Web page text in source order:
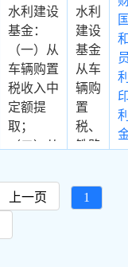
元；宜林
地，每平
方米6
元。
（三）对
城市规划
区的林
地，按照
征收： 1.
郁闭度
的乔木林
会平均工
资2倍
（含）
的，按用
人单位在
职职工平
均工资计
征；超过
平均工资
2倍的，
会平均工
征收，征
收标准为
191元/平
方米
（二）工
业建筑项
目。
工业项目
房、仓库
及其他生
设施，不
计征
水利建设
基金：
（一）从
车辆购置
税收入中
定额提
取；
（二）从
基金、港
口建设费
取3%。
水利
建设
基金
从车
辆购
置
税、
铁路
基金
等收
上一页 1